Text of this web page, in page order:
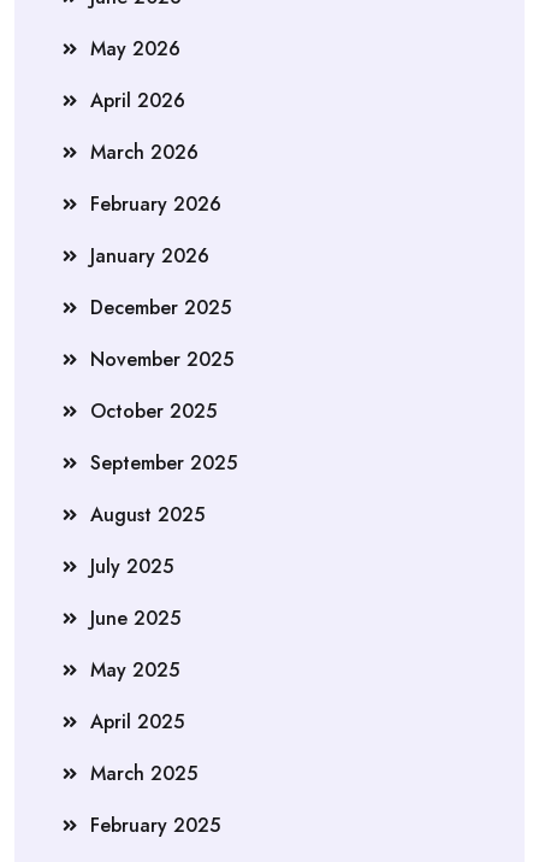
May 2026
April 2026
March 2026
February 2026
January 2026
December 2025
November 2025
October 2025
September 2025
August 2025
July 2025
June 2025
May 2025
April 2025
March 2025
February 2025